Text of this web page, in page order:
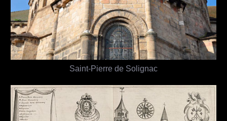
Saint-Pierre de Solignac